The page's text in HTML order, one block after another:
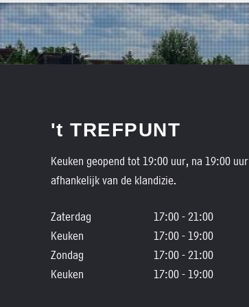
't TREFPUNT
Keuken geopend tot 19:00 uur, na 19:00 uur
afhankelijk van de klandizie.
Zaterdag
17:00 - 21:00
Keuken
17:00 - 19:00
Zondag
17:00 - 21:00
Keuken
17:00 - 19:00